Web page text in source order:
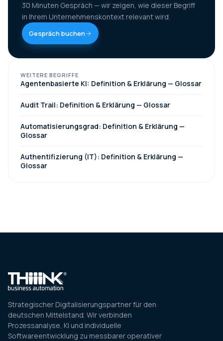
30 Minuten Gespräch — wir zeigen, wie dieser Begriff
in Ihrem Unternehmenskontext relevant wird.
Gespräch buchen
WEITERE BEGRIFFE
Agentenbasierte KI: Definition & Erklärung — Glossar
Audit Trail: Definition & Erklärung — Glossar
Automatisierungsgrad: Definition & Erklärung —
Glossar
Authentifizierung (IT): Definition & Erklärung —
Glossar
Strategischer Digitalisierungspartner für den
deutschen Mittelstand. Wir verbinden
Prozessanalyse, KI und individuelle
Softwareentwicklung zu messbarer operativer